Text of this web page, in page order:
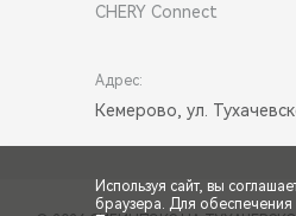
CHERY Connect
Адрес:
Кемерово, ул.
Используя сайт, вы
браузера. Для обеспечения